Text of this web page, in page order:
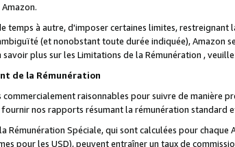
temps à autre, d'imposer certaines limites,
(et nonobstant toute durée indiquée), Amazon
plus sur les Limitations de la Rémunération ,
de la Rémunération
raisonnables pour suivre de manière
nos rapports résumant la rémunération standard
Rémunération Spéciale, qui sont calculées pour
pour les USD), peuvent entraîner un taux de